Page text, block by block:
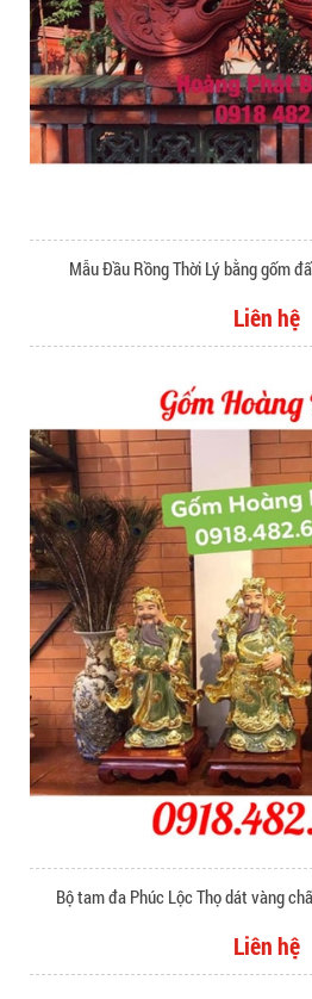
Mẫu Đầu Rồng Thời Lý bằng gốm
Liên hệ
Bộ tam đa Phúc Lộc Thọ dát vàng
Liên hệ